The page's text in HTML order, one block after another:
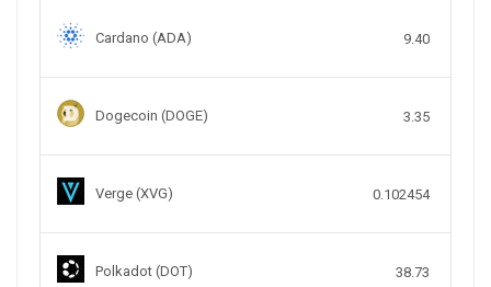
Cardano (ADA) 9.40
Dogecoin (DOGE) 3.35
Verge (XVG) 0.102454
Polkadot (DOT) 38.73